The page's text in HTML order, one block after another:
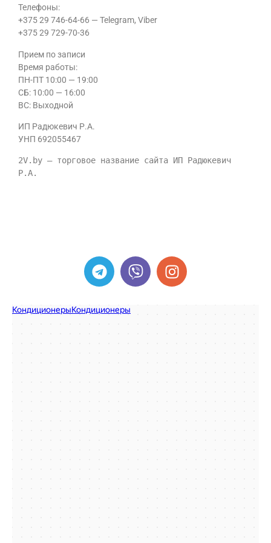
Телефоны:
+375 29 746-64-66 — Telegram, Viber
+375 29 729-70-36
Прием по записи
Время работы:
ПН-ПТ 10:00 — 19:00
CБ: 10:00 — 16:00
ВС: Выходной
ИП Радюкевич Р.А.
УНП 692055467
2V.by — торговое название сайта ИП Радюкевич
Р.А.